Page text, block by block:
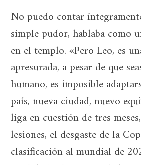
No puedo contar
simple pudor, hablaba como
en el templo. «Pero Leo, es
apresurada, a pesar de que
humano, es imposible
país, nueva ciudad, nuevo
liga en cuestión de tres
lesiones, el desgaste de la
clasificación al mundial de